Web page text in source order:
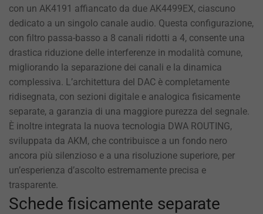
con un AK4191 affiancato da due AK4499EX, ciascuno
dedicato a un singolo canale audio. Questa configurazione,
con filtro passa-basso a 8 canali ridotti a 4, consente una
drastica riduzione delle interferenze in modalità comune,
migliorando la separazione dei canali e la dinamica
complessiva. L’architettura del DAC è completamente
ridisegnata, con sezioni digitale e analogica fisicamente
separate, a garanzia di una maggiore purezza del segnale.
È inoltre integrata la nuova tecnologia DWA ROUTING,
sviluppata da AKM, che contribuisce a un fondo nero
ancora più silenzioso e a una risoluzione superiore, per
un’esperienza d’ascolto estremamente precisa e
trasparente.
Schede fisicamente separate